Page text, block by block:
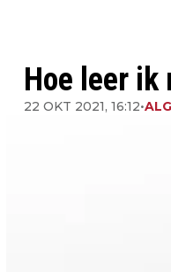
Hoe leer
22 OKT 2021, 16:12•